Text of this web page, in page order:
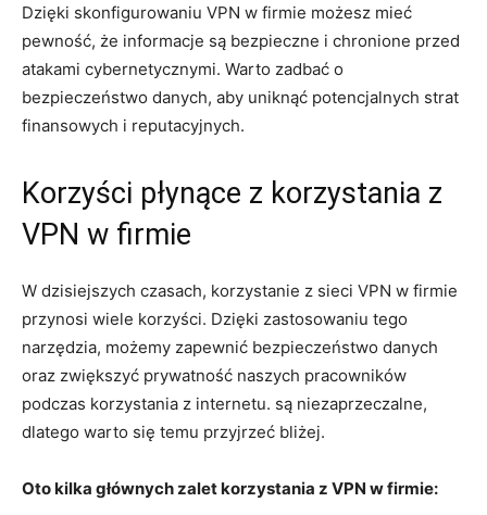
Dzięki skonfigurowaniu VPN w firmie możesz ​mieć
pewność, że informacje ​są bezpieczne i chronione przed
atakami cybernetycznymi. Warto zadbać o⁢
bezpieczeństwo⁣ danych, aby uniknąć potencjalnych strat⁣
finansowych i reputacyjnych.
Korzyści‌ płynące z korzystania z
VPN w firmie
W dzisiejszych czasach, korzystanie z sieci VPN w firmie
‍przynosi wiele korzyści. Dzięki zastosowaniu tego⁣
narzędzia, możemy zapewnić bezpieczeństwo danych
oraz zwiększyć prywatność naszych pracowników
podczas korzystania z internetu.​ są niezaprzeczalne,
⁣dlatego ⁣warto się temu ​przyjrzeć bliżej.
Oto kilka głównych zalet korzystania z⁤ VPN w firmie: